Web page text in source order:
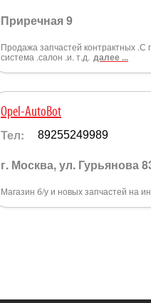
Приречная 9
Продажа запчастей контрактных .С
система .салон .и. т.д. далее ...
Opel-AutoBot
Тел: 89255249989
г. Москва, ул. Гурьянова
Магазин б/у и новых запчастей на